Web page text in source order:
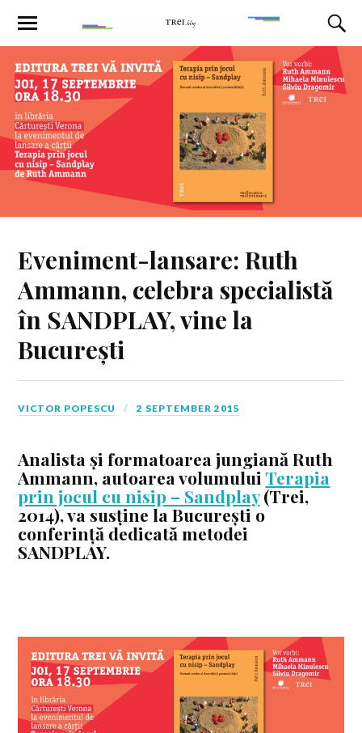
Eveniment-lansare: Ruth
Ammann, celebra specialistă
în SANDPLAY, vine la
București
VICTOR POPESCU 2 SEPTEMBER 2015
Analista și formatoarea jungiană Ruth
Ammann, autoarea volumului Terapia
prin jocul cu nisip – Sandplay (Trei,
2014), va susține la București o
conferință dedicată metodei
SANDPLAY.